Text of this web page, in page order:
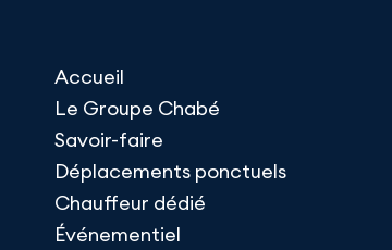
Accueil
Le Groupe Chabé
Savoir-faire
Déplacements ponctuels
Chauffeur dédié
Événementiel